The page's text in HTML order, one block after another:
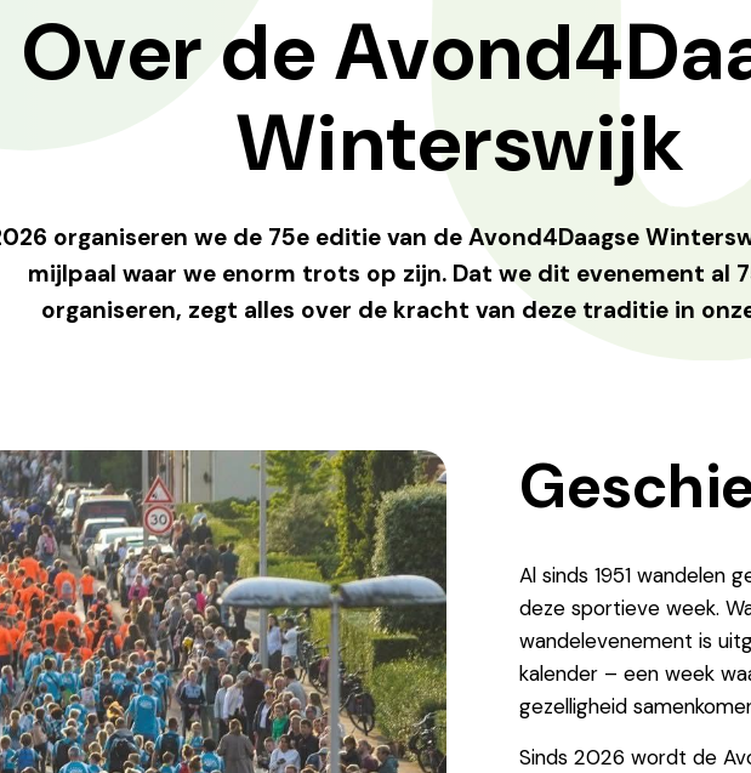
Over de
Winterswijk
organiseren we de 75e editie van de Avond4Daagse
mijlpaal waar we enorm trots op zijn. Dat we dit evenement al
organiseren, zegt alles over de kracht van deze traditie in
Al sinds 1951 wandelen
deze sportieve week.
wandelevenement is
kalender – een week
gezelligheid
Sinds 2026 wordt de